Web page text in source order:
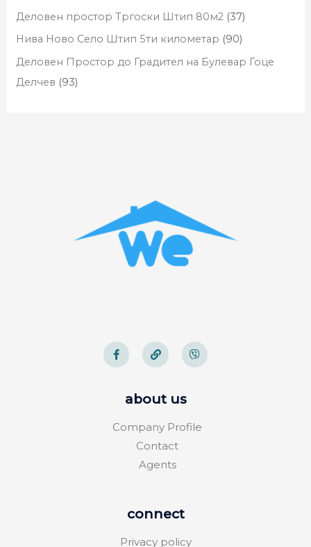
Деловен простор Тргоски Штип 80м2 (37)
Нива Ново Село Штип 5ти километар (90)
Деловен Простор до Градител на Булевар Гоце
Делчев (93)
about us
Company Profile
Contact
Agents
connect
Privacy policy